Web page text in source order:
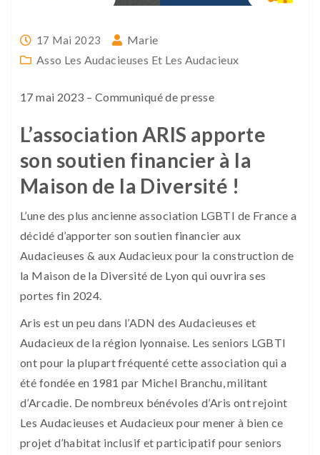
17 Mai 2023
Marie
Asso Les Audacieuses Et Les Audacieux
17 mai 2023 – Communiqué de presse
L’association ARIS apporte
son soutien financier à la
Maison de la Diversité !
L’une des plus ancienne association LGBTI de France a
décidé d’apporter son soutien financier aux
Audacieuses & aux Audacieux pour la construction de
la Maison de la Diversité de Lyon qui ouvrira ses
portes fin 2024.
Aris est un peu dans l’ADN des Audacieuses et
Audacieux de la région lyonnaise. Les seniors LGBTI
ont pour la plupart fréquenté cette association qui a
été fondée en 1981 par Michel Branchu, militant
d’Arcadie. De nombreux bénévoles d’Aris ont rejoint
Les Audacieuses et Audacieux pour mener à bien ce
projet d’habitat inclusif et participatif pour seniors